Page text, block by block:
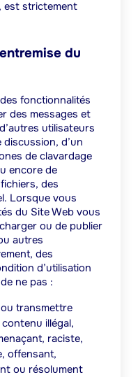
est strictement
du
fonctionnalités
des messages et
utilisateurs
discussion, d’un
de clavardage
encore de
des
Lorsque vous
du Site Web vous
ou de publier
autres
des
d’utilisation
ne pas :
transmettre
illégal,
raciste,
offensant,
ou résolument